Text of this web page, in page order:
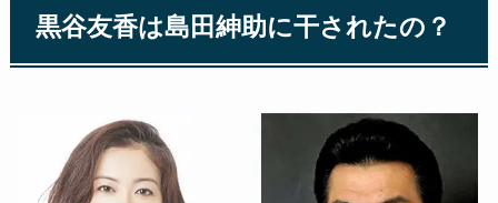
黒谷友香は島田紳助に干されたの？